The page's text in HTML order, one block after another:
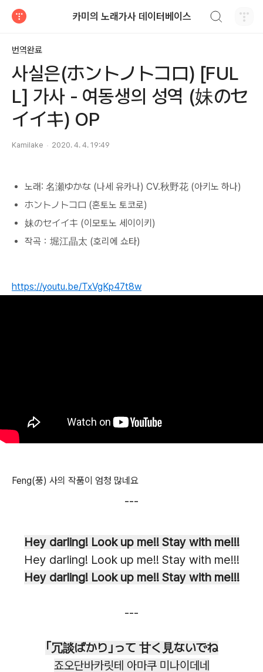
카미의 노래가사 데이터베이스
번역완료
사실은(ホントノトコロ) [FUL
L] 가사 - 여동생의 성역 (妹のセ
イイキ) OP
Kamilake 2020. 4. 4. 19:49
노래: 名瀬ゆかな (나세 유카나) CV.秋野花 (아키노 하나)
ホントノトコロ (혼토노 토코로)
妹のセイイキ (이모토노 세이이키)
작곡：堀江晶太 (호리에 쇼타)
https://youtu.be/TxVgKp47t8w
Feng(풍) 사의 작품이 엄청 많네요
---
Hey darling! Look up me!! Stay with me!!!
Hey darling! Look up me!! Stay with me!!!
Hey darling! Look up me!! Stay with me!!!
---
｢冗談ばかり｣って 甘く見ないでね
죠오단바카릿테 아마쿠 미나이데네